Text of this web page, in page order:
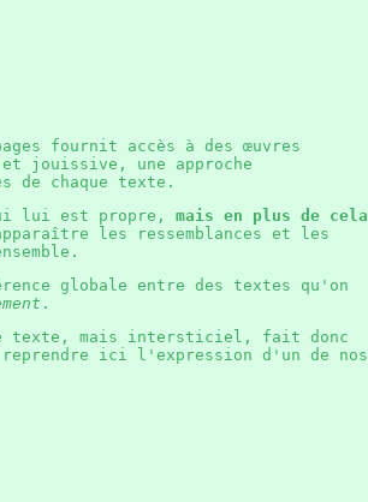
fournit accès à des œuvres
jouissive, une approche
de chaque texte.
lui est propre, mais en plus de cela
les ressemblances et les
globale entre des textes qu'on
.
texte, mais intersticiel, fait donc
reprendre ici l'expression d'un de nos